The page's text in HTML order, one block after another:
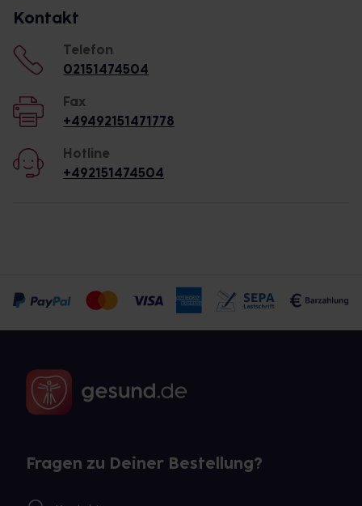
Kontakt
Telefon
02151474504
Fax
+49492151471778
Hotline
+492151474504
Fragen zu Deiner Bestellung?